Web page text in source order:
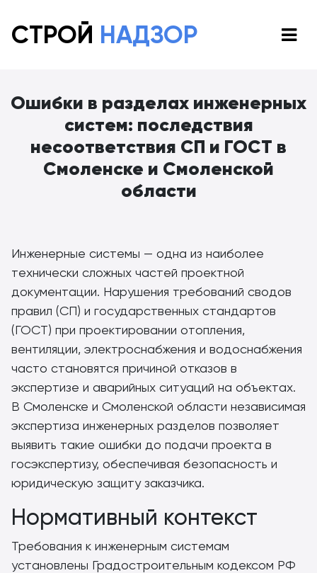
СТРОЙ НАДЗОР
Ошибки в разделах инженерных
систем: последствия
несоответствия СП и ГОСТ в
Смоленске и Смоленской
области
Инженерные системы — одна из наиболее
технически сложных частей проектной
документации. Нарушения требований сводов
правил (СП) и государственных стандартов
(ГОСТ) при проектировании отопления,
вентиляции, электроснабжения и водоснабжения
часто становятся причиной отказов в
экспертизе и аварийных ситуаций на объектах.
В Смоленске и Смоленской области независимая
экспертиза инженерных разделов позволяет
выявить такие ошибки до подачи проекта в
госэкспертизу, обеспечивая безопасность и
юридическую защиту заказчика.
Нормативный контекст
Требования к инженерным системам
установлены Градостроительным кодексом РФ